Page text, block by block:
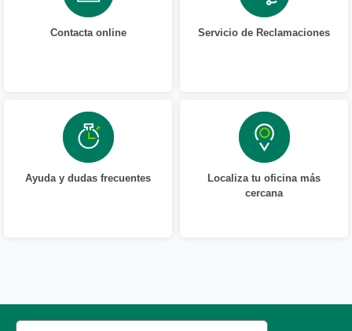
Contacta online Servicio de Reclamaciones
Ayuda y dudas frecuentes
Localiza tu oficina más
cercana